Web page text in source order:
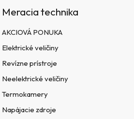
Meracia technika
AKCIOVÁ PONUKA
Elektrické veličiny
Revízne prístroje
Neelektrické veličiny
Termokamery
Napájacie zdroje